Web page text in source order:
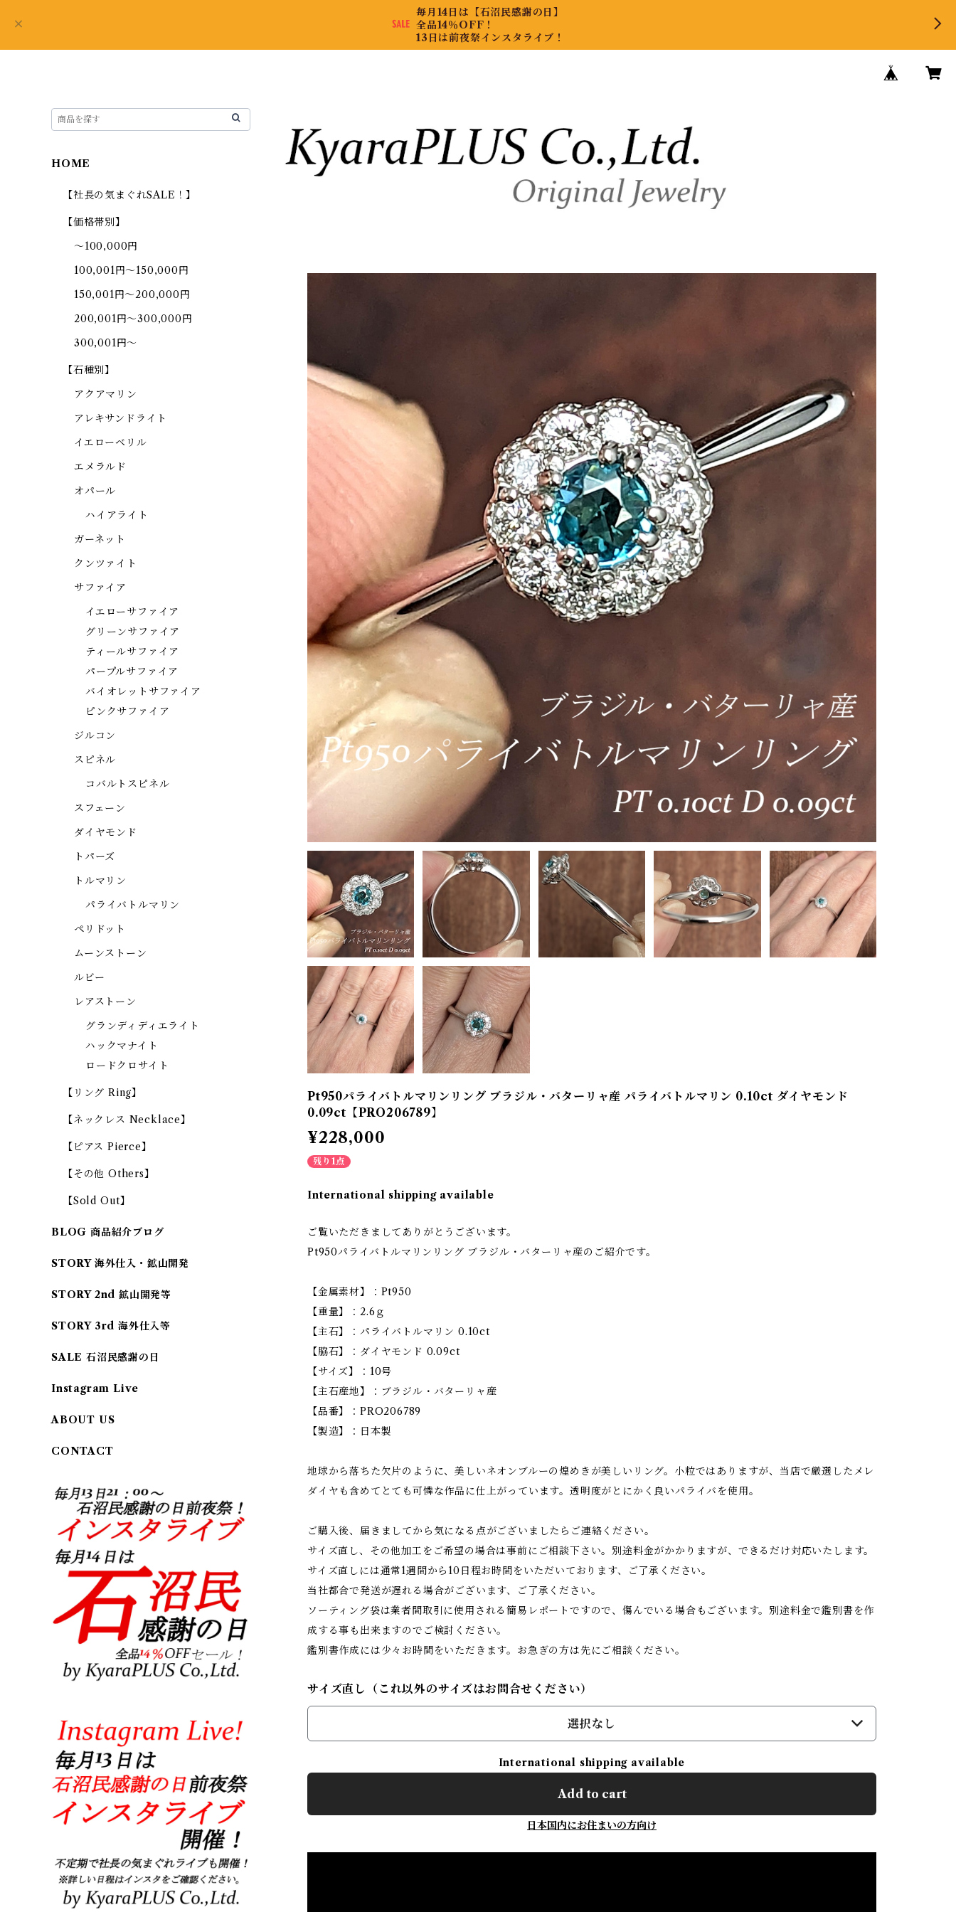
毎月14日は【石沼民感謝の日】
全品14％OFF！
13日は前夜祭インスタライブ！
Pt950パライバトルマリンリング ブラジル・バターリャ産 パライバトルマリン 0.10ct ダイヤモンド
0.09ct【PRO206789】
¥228,000
残り1点
International shipping available
ご覧いただきましてありがとうございます。
Pt950パライバトルマリンリング ブラジル・バターリャ産のご紹介です。
【金属素材】：Pt950
【重量】：2.6ｇ
【主石】：パライバトルマリン 0.10ct
【脇石】：ダイヤモンド 0.09ct
【サイズ】：10号
【主石産地】：ブラジル・バターリャ産
【品番】：PRO206789
【製造】：日本製
地球から落ちた欠片のように、美しいネオンブルーの煌めきが美しいリング。小粒ではありますが、当店で厳選したメレ
ダイヤも含めてとても可憐な作品に仕上がっています。透明度がとにかく良いパライバを使用。
ご購入後、届きましてから気になる点がございましたらご連絡ください。
サイズ直し、その他加工をご希望の場合は事前にご相談下さい。別途料金がかかりますが、できるだけ対応いたします。
サイズ直しには通常1週間から10日程お時間をいただいております、ご了承ください。
当社都合で発送が遅れる場合がございます、ご了承ください。
ソーティング袋は業者間取引に使用される簡易レポートですので、傷んでいる場合もございます。別途料金で鑑別書を作
成する事も出来ますのでご検討ください。
鑑別書作成には少々お時間をいただきます。お急ぎの方は先にご相談ください。
サイズ直し（これ以外のサイズはお問合せください）
選択なし
International shipping available
Add to cart
日本国内にお住まいの方向け
HOME
【社長の気まぐれSALE！】
【価格帯別】
～100,000円
100,001円～150,000円
150,001円～200,000円
200,001円～300,000円
300,001円～
【石種別】
アクアマリン
アレキサンドライト
イエローベリル
エメラルド
オパール
ハイアライト
ガーネット
クンツァイト
サファイア
イエローサファイア
グリーンサファイア
ティールサファイア
パープルサファイア
バイオレットサファイア
ピンクサファイア
ジルコン
スピネル
コバルトスピネル
スフェーン
ダイヤモンド
トパーズ
トルマリン
パライバトルマリン
ペリドット
ムーンストーン
ルビー
レアストーン
グランディディエライト
ハックマナイト
ロードクロサイト
【リング Ring】
【ネックレス Necklace】
【ピアス Pierce】
【その他 Others】
【Sold Out】
BLOG 商品紹介ブログ
STORY 海外仕入・鉱山開発
STORY 2nd 鉱山開発等
STORY 3rd 海外仕入等
SALE 石沼民感謝の日
Instagram Live
ABOUT US
CONTACT